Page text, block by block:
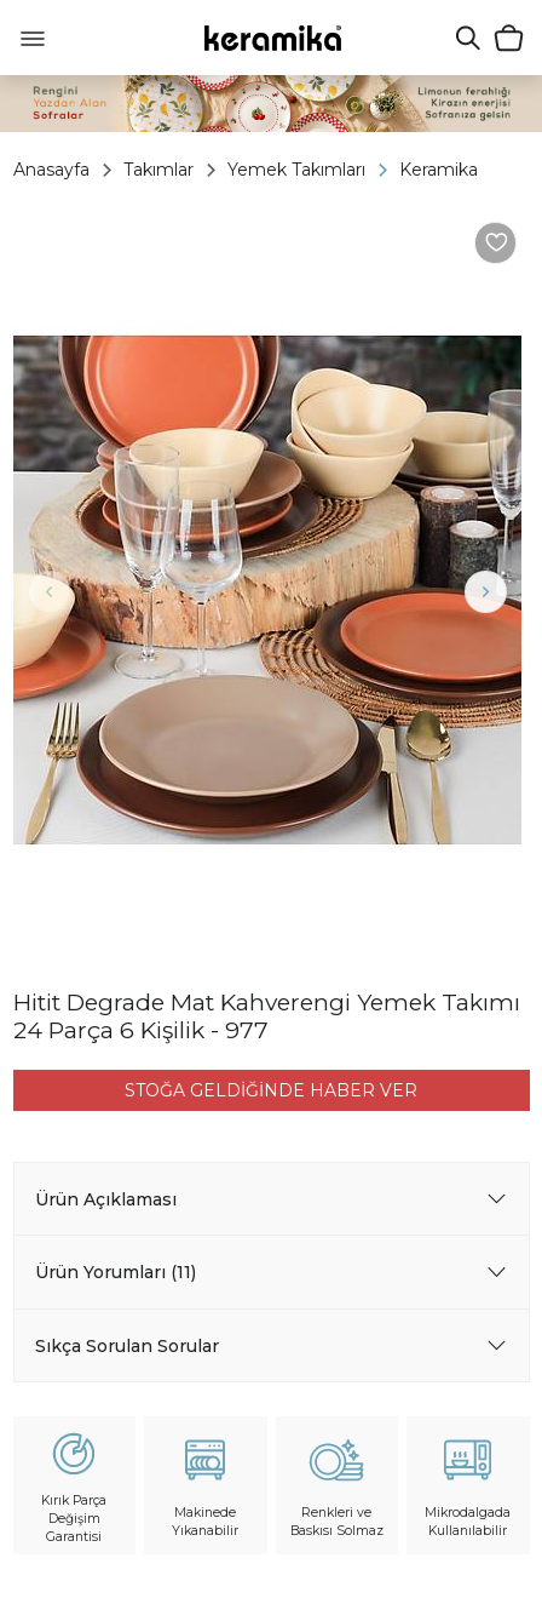
Anasayfa Takımlar Yemek Takımları Keramika
Hitit Degrade Mat Kahverengi Yemek Takımı
24 Parça 6 Kişilik - 977
STOĞA GELDİĞİNDE HABER VER
Ürün Açıklaması
Ürün Yorumları (11)
Sıkça Sorulan Sorular
Kırık Parça
Değişim
Garantisi
Makinede
Yıkanabilir
Renkleri ve
Baskısı Solmaz
Mikrodalgada
Kullanılabilir